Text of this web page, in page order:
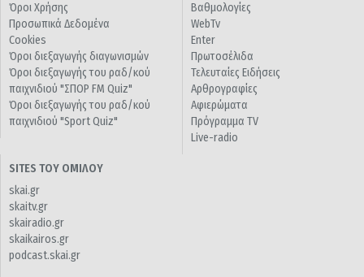
Όροι Χρήσης
Προσωπικά Δεδομένα
Cookies
Όροι διεξαγωγής διαγωνισμών
Όροι διεξαγωγής του ραδ/κού
παιχνιδιού "ΣΠΟΡ FM Quiz"
Όροι διεξαγωγής του ραδ/κού
παιχνιδιού "Sport Quiz"
Βαθμολογίες
WebTv
Enter
Πρωτοσέλιδα
Τελευταίες Ειδήσεις
Αρθρογραφίες
Αφιερώματα
Πρόγραμμα TV
Live-radio
SITES ΤΟΥ ΟΜΙΛΟΥ
skai.gr
skaitv.gr
skairadio.gr
skaikairos.gr
podcast.skai.gr